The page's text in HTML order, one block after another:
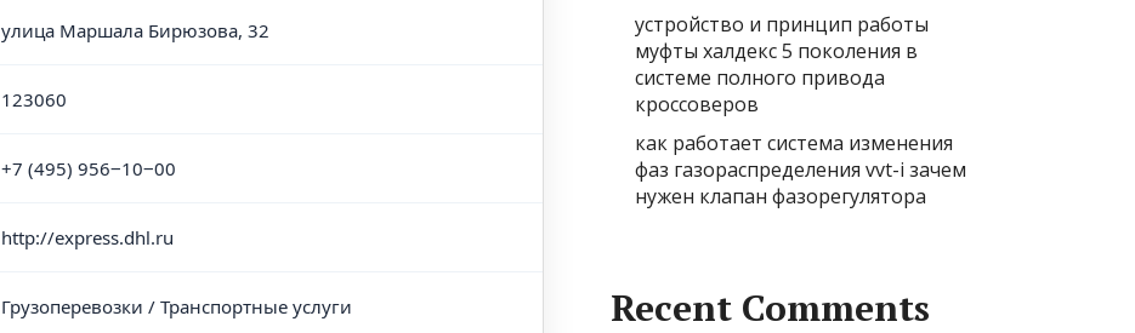
улица Маршала Бирюзова, 32
123060
+7 (495) 956‒10‒00
http://express.dhl.ru
Грузоперевозки / Транспортные услуги
устройство и принцип работы
муфты халдекс 5 поколения в
системе полного привода
кроссоверов
как работает система изменения
фаз газораспределения vvt-i зачем
нужен клапан фазорегулятора
Recent Comments